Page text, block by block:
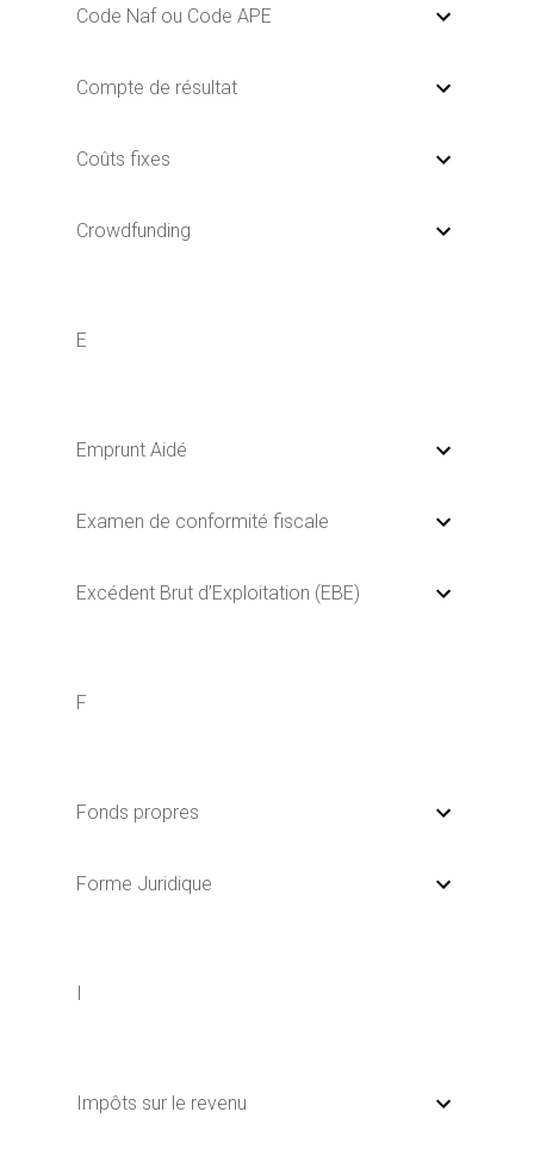
Code Naf ou Code APE
Compte de résultat
Coûts fixes
Crowdfunding
E
Emprunt Aidé
Examen de conformité fiscale
Excédent Brut d’Exploitation (EBE)
F
Fonds propres
Forme Juridique
I
Impôts sur le revenu